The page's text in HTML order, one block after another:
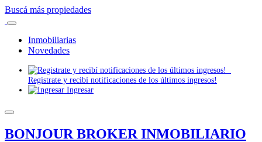
Buscá más propiedades
Inmobiliarias
Novedades
Registrate y recibí notificaciones de los últimos ingresos!
Ingresar
BONJOUR BROKER INMOBILIARIO